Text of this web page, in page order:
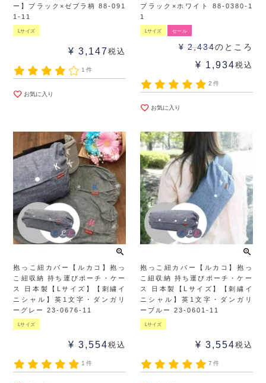
ー】ブラック×ゼブラ柄 88-091
1-11
Lサイズ
¥ 3,147 税込
1件
お気に入り
ブラック×ホワイト 88-0380-1
1
Lサイズ セール
¥ 2,434のところ
¥ 1,934税込
2件
お気に入り
抱っこ紐カバー【ルカコ】抱っ
こ紐収納 持ち運びポーチ・ケー
ス 日本製【Lサイズ】【刺繍イ
ニシャル】英1文字・ダンガリ
ーグレー 23-0676-11
Lサイズ
¥ 3,554税込
1件
抱っこ紐カバー【ルカコ】抱っ
こ紐収納 持ち運びポーチ・ケー
ス 日本製【Lサイズ】【刺繍イ
ニシャル】英1文字・ダンガリ
ーブルー 23-0601-11
Lサイズ
¥ 3,554税込
7件